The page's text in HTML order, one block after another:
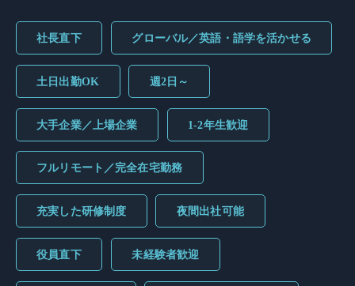
社長直下 グローバル／英語・語学を活かせる
土日出勤OK 週2日～
大手企業／上場企業 1-2年生歓迎
フルリモート／完全在宅勤務
充実した研修制度 夜間出社可能
役員直下 未経験者歓迎